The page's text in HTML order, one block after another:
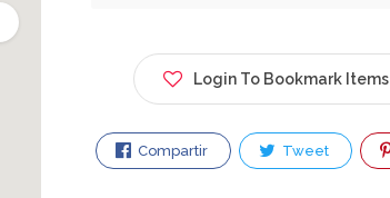
Login To Bookmark Items
Compartir Tweet